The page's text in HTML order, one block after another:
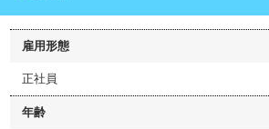
雇用形態
正社員
年齢